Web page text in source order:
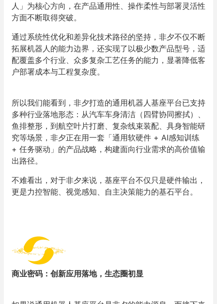
人」为核心方向，在产品通用性、操作柔性与部署灵活性
方面不断取得突破。
通过系统性优化和差异化技术路径的坚持，非夕不仅不断
拓展机器人的能力边界，还实现了以极少数产品型号，适
配覆盖多个行业、众多复杂工艺任务的能力，显著降低客
户部署成本与工程复杂度。
所以我们能看到，非夕打造的通用机器人基座平台已支持
多种行业落地形态：从汽车车身清洁（四臂协同擦拭）、
鱼排整形，到航空叶片打磨、复杂线束装配、具身智能研
究等场景，非夕正在用一套「通用软硬件 + AI感知训练
+ 任务驱动」的产品战略，构建面向行业需求的高价值输
出路径。
不难看出，对于非夕来说，基座平台不仅只是硬件输出，
更是力控智能、视觉感知、自主决策能力的基石平台。
商业密码：创新应用落地，生态圈初显